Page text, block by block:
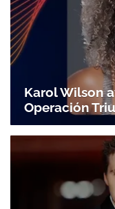
Karol Wilson
Operación